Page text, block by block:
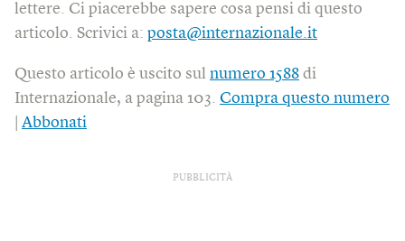
lettere. Ci piacerebbe sapere cosa pensi di questo
articolo. Scrivici a: posta@internazionale.it
Questo articolo è uscito sul numero 1588 di
Internazionale, a pagina 103. Compra questo numero
Abbonati
PUBBLICITÀ